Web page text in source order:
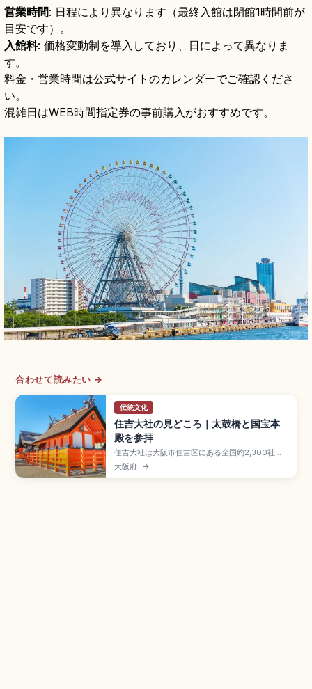
営業時間: 日程により異なります（最終入館は閉館1時間前が
目安です）。
入館料: 価格変動制を導入しており、日によって異なりま
す。
料金・営業時間は公式サイトのカレンダーでご確認くださ
い。
混雑日はWEB時間指定券の事前購入がおすすめです。
合わせて読みたい →
伝統文化
住吉大社の見どころ｜太鼓橋と国宝本
殿を参拝
住吉大社は大阪市住吉区にある全国約2,300社の
住吉神社の総本社で、約1,800年の歴史を誇る大
阪屈指の古社。「すみよっさん」の愛称で親しま
大阪府 →